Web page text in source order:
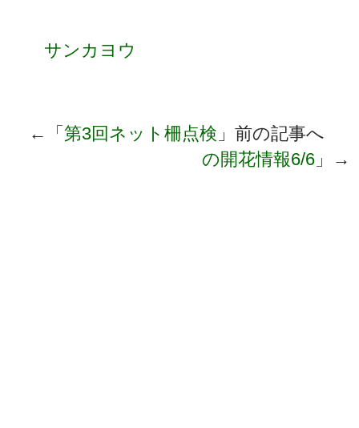
サンカヨウ
←「 第3回ネット柵点検 」前の記事へ
の開花情報6/6」→